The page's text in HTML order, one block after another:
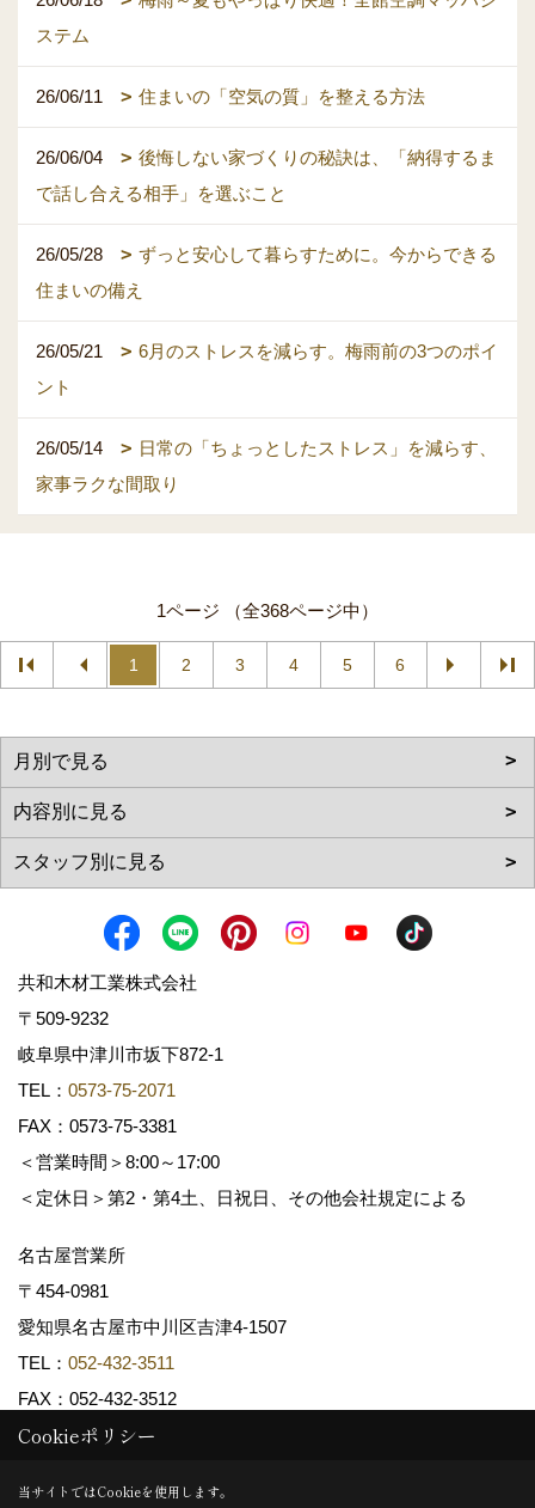
ステム
26/06/11 住まいの「空気の質」を整える方法
26/06/04
後悔しない家づくりの秘訣は、「納得するま
で話し合える相手」を選ぶこと
26/05/28
ずっと安心して暮らすために。今からできる
住まいの備え
26/05/21
6月のストレスを減らす。梅雨前の3つのポイ
ント
26/05/14
日常の「ちょっとしたストレス」を減らす、
家事ラクな間取り
1ページ （全368ページ中）
1 2 3 4 5 6
共和木材工業株式会社
〒509-9232
岐阜県中津川市坂下872‐1
TEL： 0573-75-2071
FAX：0573-75-3381
＜営業時間＞8:00～17:00
＜定休日＞第2・第4土、日祝日、その他会社規定による
名古屋営業所
〒454-0981
愛知県名古屋市中川区吉津4-1507
TEL： 052-432-3511
FAX：052-432-3512
Copyright (c) 共和木材工業株式会社. All Rights Reserved.
Cookieポリシー
当サイトではCookieを使用します。